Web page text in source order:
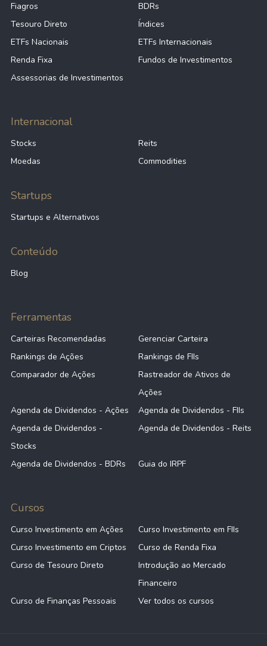
Fiagros
BDRs
Tesouro Direto
Índices
ETFs Nacionais
ETFs Internacionais
Renda Fixa
Fundos de Investimentos
Assessorias de Investimentos
Internacional
Stocks
Reits
Moedas
Commodities
Startups
Startups e Alternativos
Conteúdo
Blog
Ferramentas
Carteiras Recomendadas
Gerenciar Carteira
Rankings de Ações
Rankings de FIIs
Comparador de Ações
Rastreador de Ativos de
Ações
Agenda de Dividendos - Ações
Agenda de Dividendos - FIIs
Agenda de Dividendos -
Stocks
Agenda de Dividendos - Reits
Agenda de Dividendos - BDRs Guia do IRPF
Cursos
Curso Investimento em Ações
Curso Investimento em FIIs
Curso Investimento em Criptos
Curso de Renda Fixa
Curso de Tesouro Direto
Introdução ao Mercado
Financeiro
Curso de Finanças Pessoais
Ver todos os cursos